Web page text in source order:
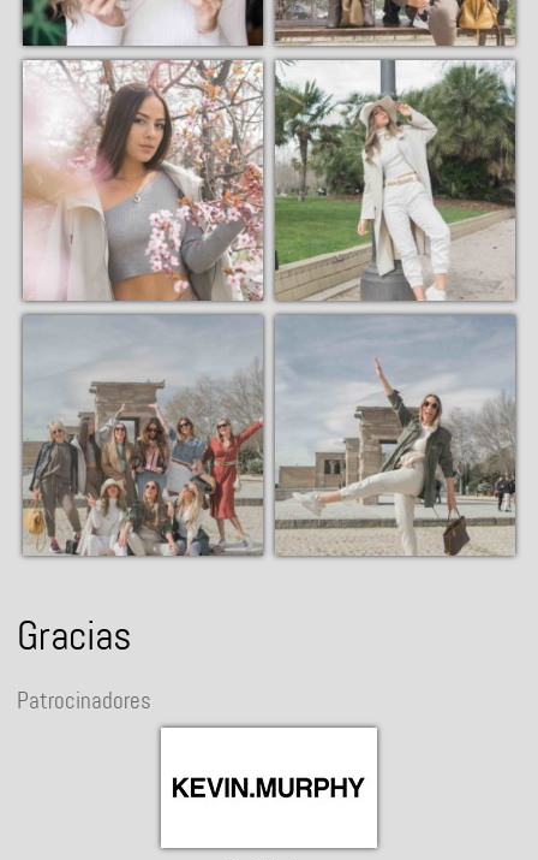
Gracias
Patrocinadores